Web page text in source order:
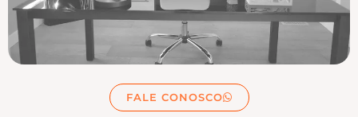
FALE CONOSCO